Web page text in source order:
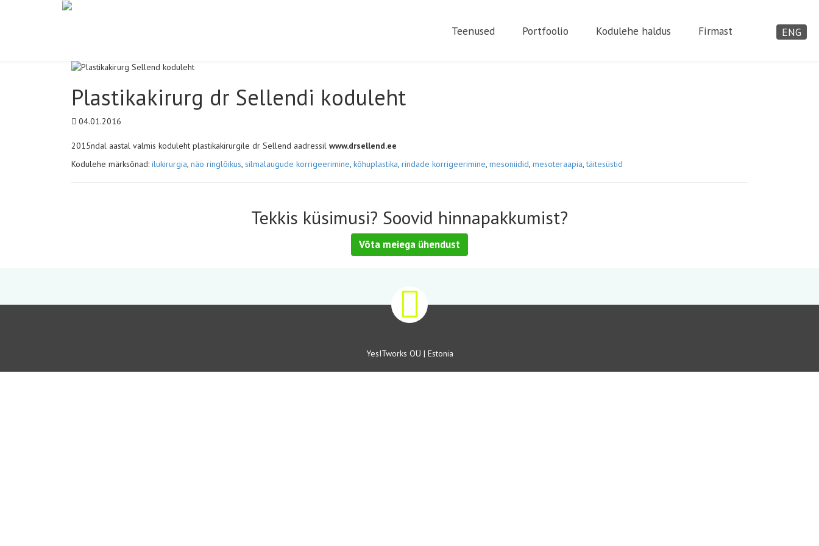
ENG
Teenused Portfoolio Kodulehe haldus Firmast
Plastikakirurg dr Sellendi koduleht
04.01.2016
2015ndal aastal valmis koduleht plastikakirurgile dr Sellend aadressil www.drsellend.ee
Kodulehe märksõnad: ilukirurgia, näo ringlõikus, silmalaugude korrigeerimine, kõhuplastika, rindade korrigeerimine, mesoniidid, mesoteraapia,täitesüstid
Tekkis küsimusi? Soovid hinnapakkumist?
Võta meiega ühendust
YesITworks OÜ | Estonia